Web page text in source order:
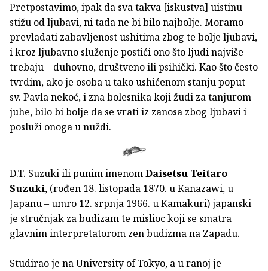
Pretpostavimo, ipak da sva takva [iskustva] uistinu
stižu od ljubavi, ni tada ne bi bilo najbolje. Moramo
prevladati zabavljenost ushitima zbog te bolje ljubavi,
i kroz ljubavno služenje postići ono što ljudi najviše
trebaju – duhovno, društveno ili psihički. Kao što često
tvrdim, ako je osoba u tako ushićenom stanju poput
sv. Pavla nekoć, i zna bolesnika koji žudi za tanjurom
juhe, bilo bi bolje da se vrati iz zanosa zbog ljubavi i
posluži onoga u nuždi.
D.T. Suzuki ili punim imenomDaisetsu Teitaro
Suzuki, (rođen 18. listopada 1870. u Kanazawi, u
Japanu – umro 12. srpnja 1966. u Kamakuri) japanski
je stručnjak za budizam te mislioc koji se smatra
glavnim interpretatorom zen budizma na Zapadu.
Studirao je na University of Tokyo, a u ranoj je